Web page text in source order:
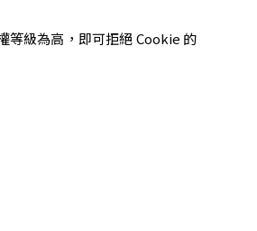
等級為高，即可拒絕 Cookie 的